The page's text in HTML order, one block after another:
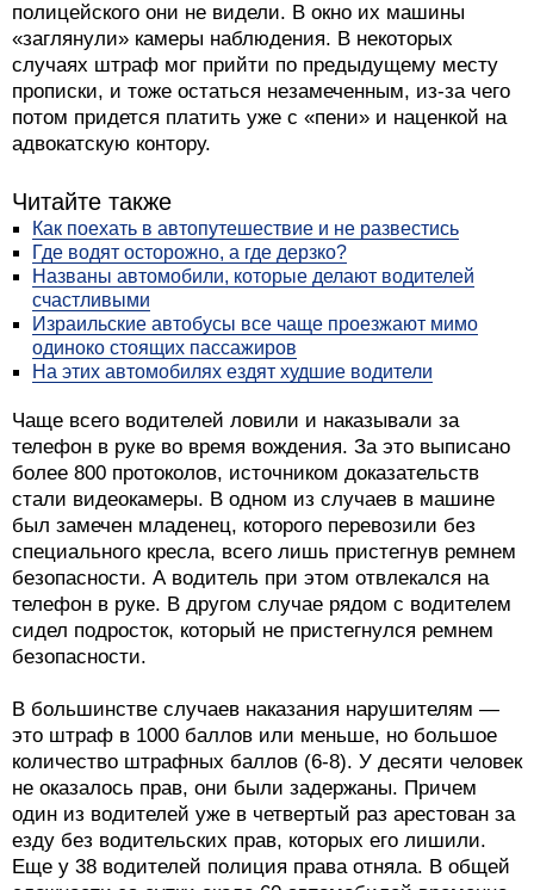
полицейского они не видели. В окно их машины
«заглянули» камеры наблюдения. В некоторых
случаях штраф мог прийти по предыдущему месту
прописки, и тоже остаться незамеченным, из-за чего
потом придется платить уже с «пени» и наценкой на
адвокатскую контору.
Читайте также
Как поехать в автопутешествие и не развестись
Где водят осторожно, а где дерзко?
Названы автомобили, которые делают водителей
счастливыми
Израильские автобусы все чаще проезжают мимо
одиноко стоящих пассажиров
На этих автомобилях ездят худшие водители
Чаще всего водителей ловили и наказывали за
телефон в руке во время вождения. За это выписано
более 800 протоколов, источником доказательств
стали видеокамеры. В одном из случаев в машине
был замечен младенец, которого перевозили без
специального кресла, всего лишь пристегнув ремнем
безопасности. А водитель при этом отвлекался на
телефон в руке. В другом случае рядом с водителем
сидел подросток, который не пристегнулся ремнем
безопасности.
В большинстве случаев наказания нарушителям —
это штраф в 1000 баллов или меньше, но большое
количество штрафных баллов (6-8). У десяти человек
не оказалось прав, они были задержаны. Причем
один из водителей уже в четвертый раз арестован за
езду без водительских прав, которых его лишили.
Еще у 38 водителей полиция права отняла. В общей